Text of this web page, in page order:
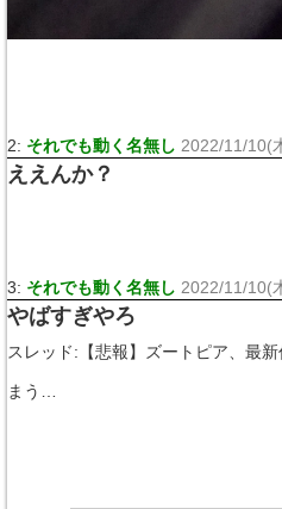
2: それでも動く名無し 2022/11/10(
ええんか？
3: それでも動く名無し 2022/11/10(
やばすぎやろ
スレッド:【悲報】ズートピア、最
まう…